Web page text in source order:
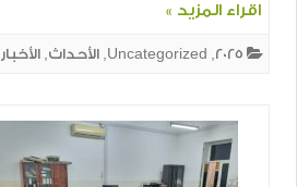
اقراء المزيد »
2025
,
Uncategorized
,الأحداث,الأخبار